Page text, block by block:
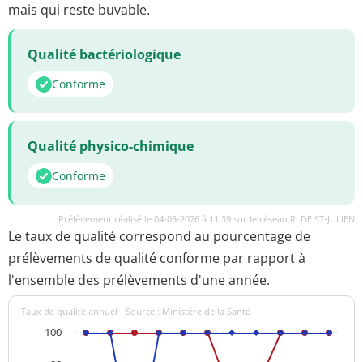
mais qui reste buvable.
Qualité bactériologique
Conforme
Qualité physico-chimique
Conforme
Prélèvement réalisé le 04-03-2026 à 11:39 sur le réseau R. DE ST-JULIEN
Le taux de qualité correspond au pourcentage de
prélèvements de qualité conforme par rapport à
l'ensemble des prélèvements d'une année.
Taux de qualité annuel - Source : Ministère de la Santé
100